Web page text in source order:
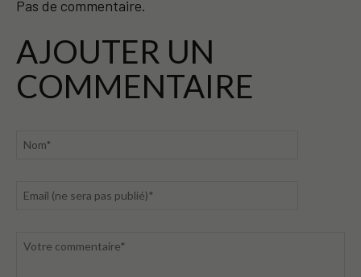
Pas de commentaire.
AJOUTER UN
COMMENTAIRE